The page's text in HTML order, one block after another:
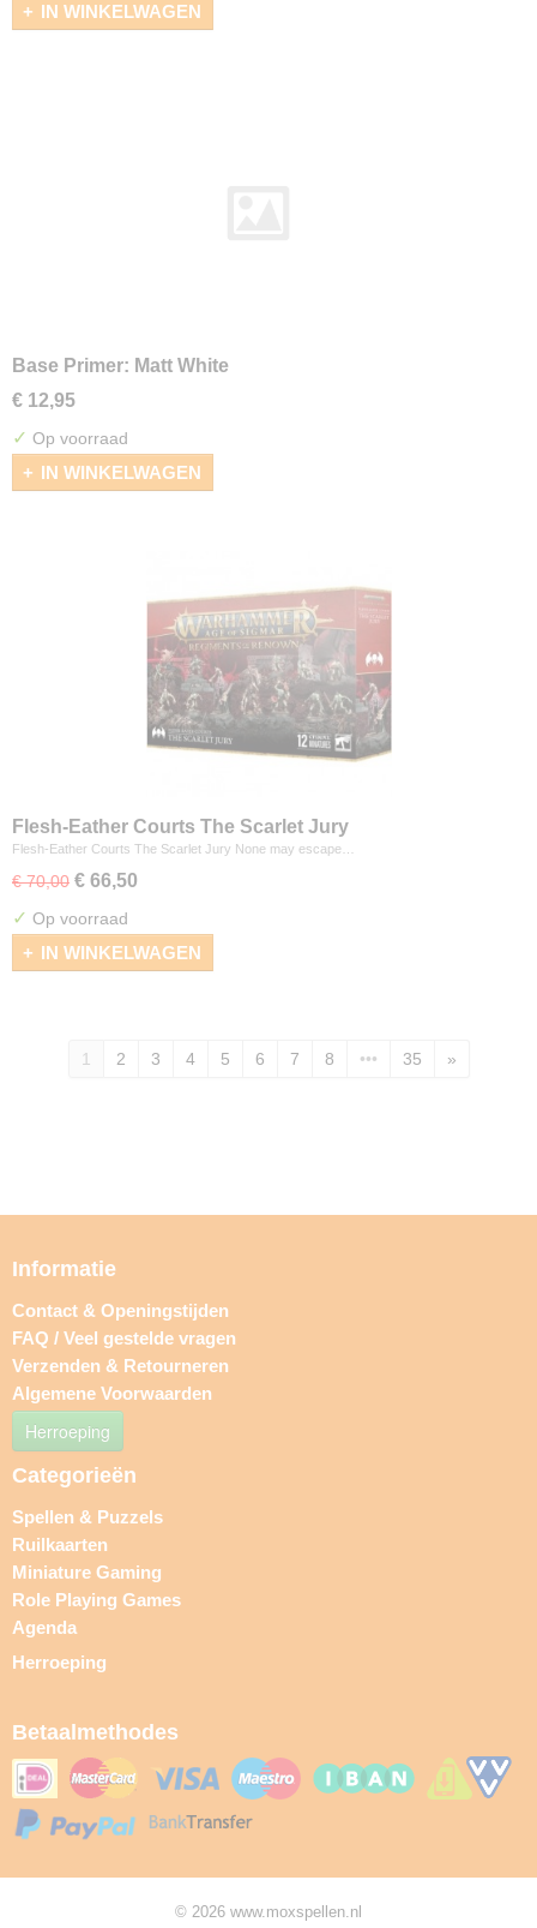
IN WINKELWAGEN
Base Primer: Matt White
€ 12,95
✓ Op voorraad
IN WINKELWAGEN
Flesh-Eather Courts The Scarlet Jury
Flesh-Eather Courts The Scarlet Jury None may escape…
€ 70,00 € 66,50
✓ Op voorraad
IN WINKELWAGEN
1 2 3 4 5 6 7 8 ••• 35 »
Informatie
Contact & Openingstijden
FAQ / Veel gestelde vragen
Verzenden & Retourneren
Algemene Voorwaarden
Herroeping
Categorieën
Spellen & Puzzels
Ruilkaarten
Miniature Gaming
Role Playing Games
Agenda
Herroeping
Betaalmethodes
© 2026 www.moxspellen.nl